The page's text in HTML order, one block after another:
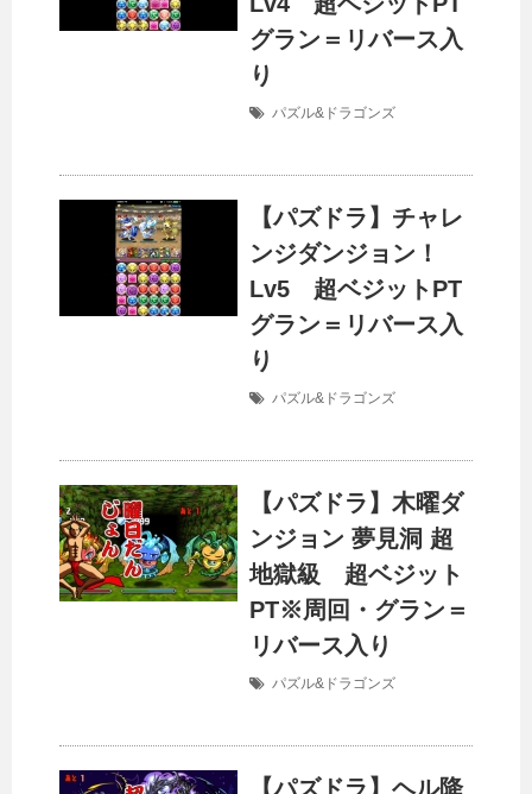
グラン＝リバース入
り
パズル&ドラゴンズ
【パズドラ】チャレ
ンジダンジョン！
Lv5 超ベジットPT
グラン＝リバース入
り
パズル&ドラゴンズ
【パズドラ】木曜ダ
ンジョン 夢見洞 超
地獄級 超ベジット
PT※周回・グラン＝
リバース入り
パズル&ドラゴンズ
【パズドラ】ヘル降